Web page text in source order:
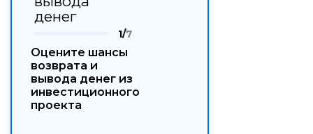
денег
1/7
Оцените шансы
возврата и
вывода денег из
инвестиционного
проекта